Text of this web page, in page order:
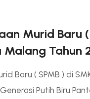
Murid Baru
Tahun
Baru ( SPMB ) di
Putih Biru